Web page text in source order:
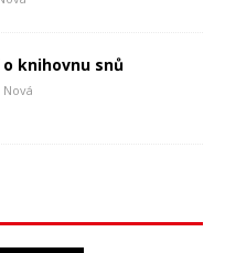
knihovnu snů
Nová